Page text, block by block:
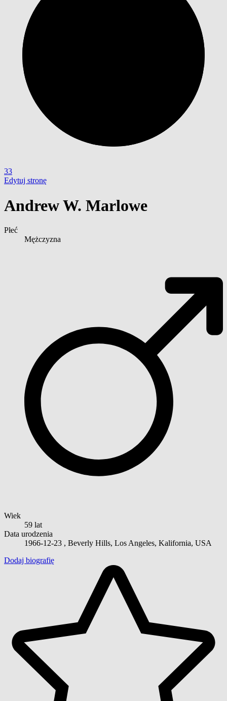
33
Edytuj stronę
Andrew W. Marlowe
Płeć
Mężczyzna
Wiek
59 lat
Data urodzenia
1966-12-23 , Beverly Hills, Los Angeles, Kalifornia, USA
Dodaj biografię